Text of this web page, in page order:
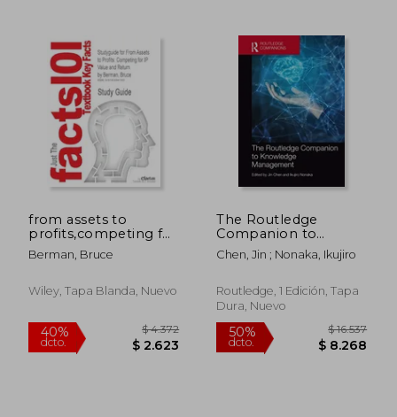
40%
dcto. $ 10.137
40%
dcto.
from assets to
profits,competing for
ip value & return (en
Inglés)
Berman, Bruce
Wiley, Tapa Blanda, Nuevo
The Routledge
Companion to
Knowledge
Management
Companions in
Business,
Marketing) (en Inglés)
Chen, Jin ; Nonaka, Ikujiro
Routledge, 1 Edición, Tapa
Dura, Nuevo